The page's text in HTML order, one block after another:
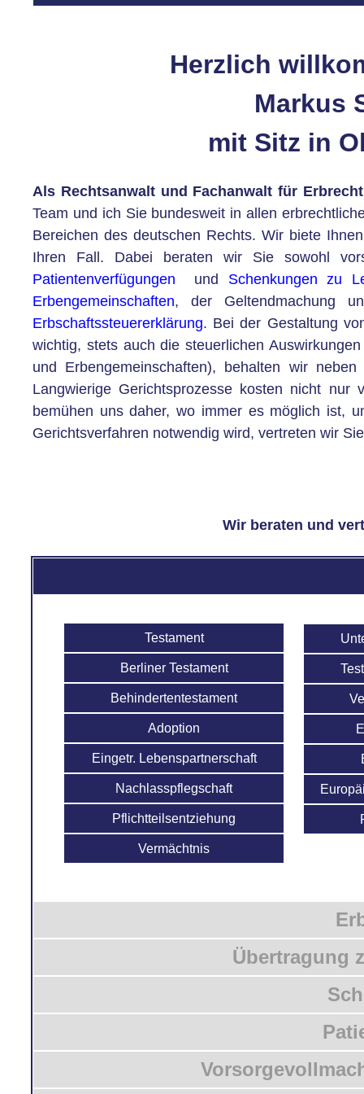
Herzlich
Markus
mit Sitz in
Als Rechtsanwalt und Fachanwalt für
Team und ich Sie bundesweit in allen
Bereichen des deutschen Rechts. Wir biete
Ihren Fall. Dabei beraten wir Sie sowohl
Patientenverfügungen und Schenkungen zu
Erbengemeinschaften, der Geltendmachung
Erbschaftssteuererklärung. Bei der Gestaltung
wichtig, stets auch die steuerlichen
und Erbengemeinschaften), behalten wir
Langwierige Gerichtsprozesse kosten nicht
bemühen uns daher, wo immer es möglich ist,
Gerichtsverfahren notwendig wird, vertreten wir
Wir beraten und
Testament
Berliner Testament
Behindertentestament
Adoption
Eingetr. Lebenspartnerschaft
Nachlasspflegschaft
Pflichtteilsentziehung
Vermächtnis
Übertragung